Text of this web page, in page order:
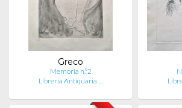
Greco
Memoria n.°2
Libreria Antiquaria …